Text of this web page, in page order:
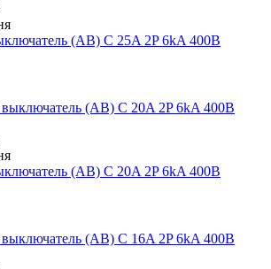
(АВ) C 25A 2P 6kA 400В
(АВ) C 20A 2P 6kA 400В